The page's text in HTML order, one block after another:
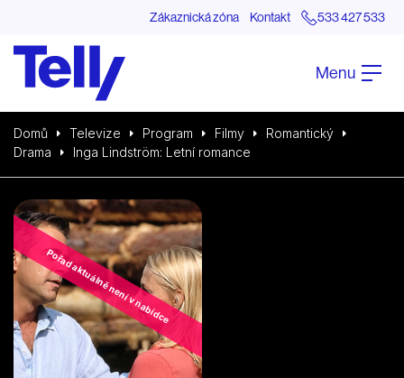
Zákaznická zóna Kontakt 533 427 533
Menu
Domů Televize Program Filmy
Romantický
Drama
Inga Lindström: Letní romance
Pořad aktuálně není v nabídce